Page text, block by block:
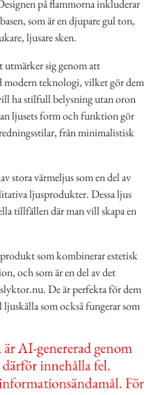
på flammorna inkluderar
som är en djupare gul ton,
ljusare sken.
utmärker sig genom att
modern teknologi, vilket gör dem
ha stilfull belysning utan oron
ljusets form och funktion gör
från minimalistisk
stora värmeljus som en del av
ljusprodukter. Dessa ljus
tillfällen där man vill skapa en
som kombinerar estetisk
och som är en del av det
De är perfekta för dem
som också fungerar som